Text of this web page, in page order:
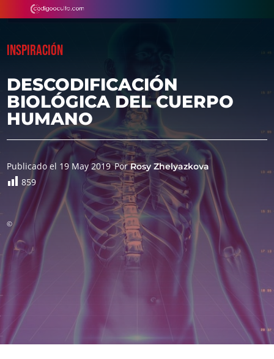
INSPIRACIÓN
DESCODIFICACIÓN
BIOLÓGICA DEL CUERPO
HUMANO
Publicado el 19 May 2019 PorRosy Zhelyazkova
859
©